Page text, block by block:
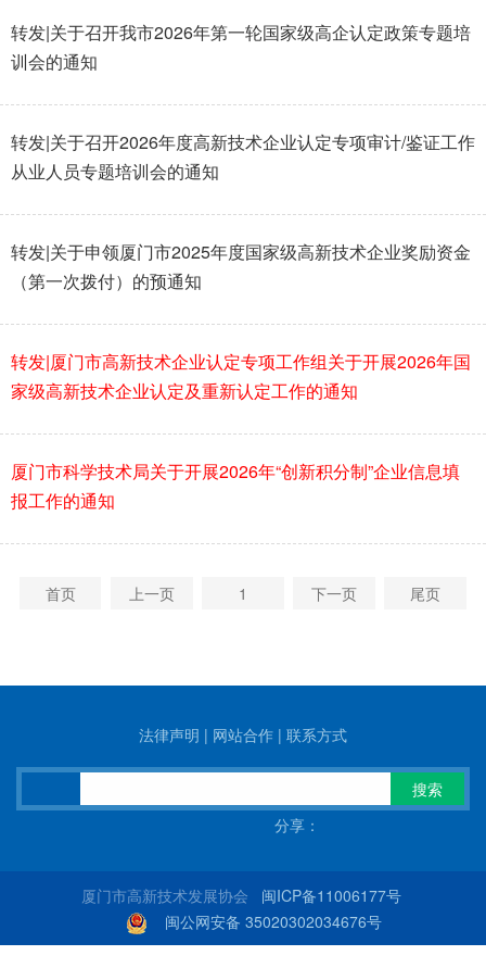
转发|关于召开我市2026年第一轮国家级高企认定政策专题培
训会的通知
转发|关于召开2026年度高新技术企业认定专项审计/鉴证工作
从业人员专题培训会的通知
转发|关于申领厦门市2025年度国家级高新技术企业奖励资金
（第一次拨付）的预通知
转发|厦门市高新技术企业认定专项工作组关于开展2026年国
家级高新技术企业认定及重新认定工作的通知
厦门市科学技术局关于开展2026年“创新积分制”企业信息填
报工作的通知
首页 上一页 1 下一页 尾页
法律声明 | 网站合作 | 联系方式
搜索
分享：
厦门市高新技术发展协会 闽ICP备11006177号
闽公网安备 35020302034676号